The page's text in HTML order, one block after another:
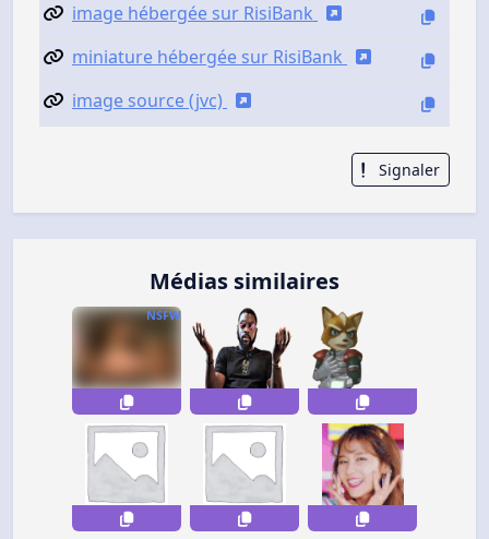
image hébergée sur RisiBank
miniature hébergée sur RisiBank
image source (jvc)
Signaler
Médias similaires
NSFW